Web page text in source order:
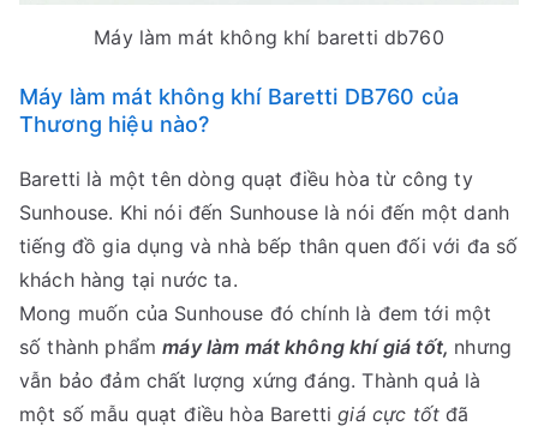
Máy làm mát không khí baretti db760
Máy làm mát không khí Baretti DB760 của
Thương hiệu nào?
Baretti là một tên dòng quạt điều hòa từ công ty
Sunhouse. Khi nói đến Sunhouse là nói đến một danh
tiếng đồ gia dụng và nhà bếp thân quen đối với đa số
khách hàng tại nước ta.
Mong muốn của Sunhouse đó chính là đem tới một
số thành phẩmmáy làm mát không khí giá tốt, nhưng
vẫn bảo đảm chất lượng xứng đáng. Thành quả là
một số mẫu quạt điều hòa Barettigiá cực tốt đã